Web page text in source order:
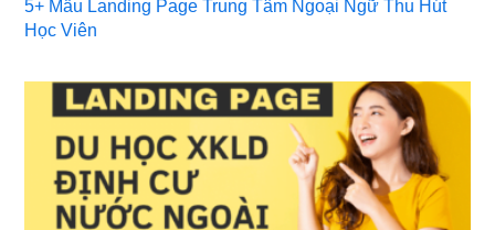
5+ Mẫu Landing Page Trung Tâm Ngoại Ngữ Thu Hút
Học Viên